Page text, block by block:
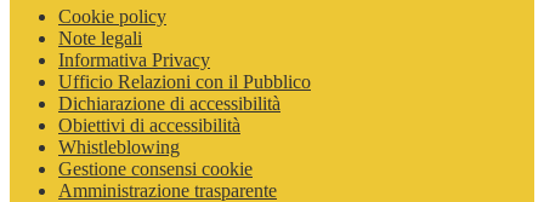
Cookie policy
Note legali
Informativa Privacy
Ufficio Relazioni con il Pubblico
Dichiarazione di accessibilità
Obiettivi di accessibilità
Whistleblowing
Gestione consensi cookie
Amministrazione trasparente